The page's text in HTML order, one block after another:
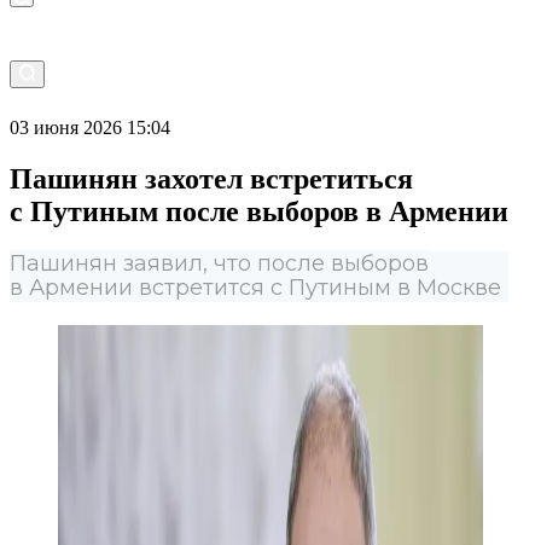
03 июня 2026 15:04
Пашинян захотел встретиться
с Путиным после выборов в Армении
Пашинян заявил, что после выборов
в Армении встретится с Путиным в Москве